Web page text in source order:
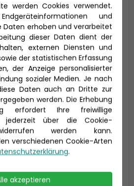
werden Cookies verwendet.
und
Daten erhoben und verarbeitet
dieser Daten dient der
externen Diensten und
der statistischen Erfassung
der Anzeige personalisierter
sozialer Medien. Je nach
Daten auch an Dritte zur
werden. Die Erhebung
erfordert Ihre freiwillige
jederzeit über die Cookie-
werden kann.
verschiedenen Cookie-Arten
.
akzeptieren